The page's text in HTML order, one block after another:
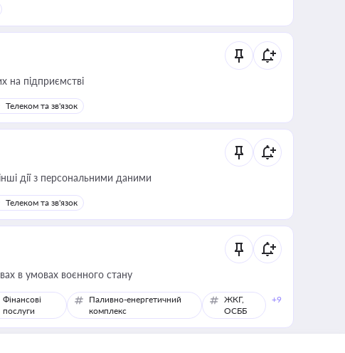
на підприємстві
Телеком та зв'язок
дії з персональними даними
Телеком та зв'язок
в умовах воєнного стану
Фінансові
послуги
Паливно-енергетичний
комплекс
ЖКГ,
ОСББ
+9